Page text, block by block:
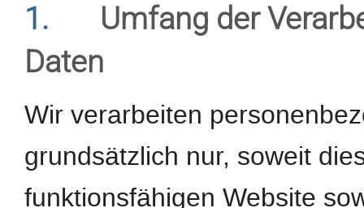
1.
Umfang der
Daten
Wir verarbeiten
grundsätzlich nur, soweit
funktionsfähigen Website